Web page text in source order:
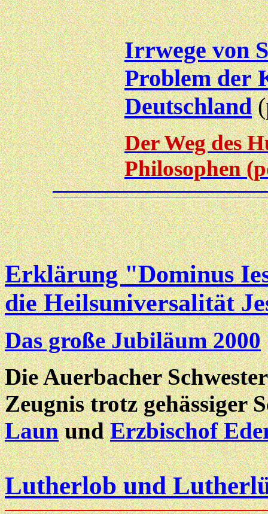
Irrwege von
Problem der
Deutschland
Der Weg des
Philosophen
Erklärung "Dominus
die Heilsuniversalität
Das große Jubiläum 2000
Die Auerbacher
Zeugnis trotz gehässiger
LaunundErzbischof
Lutherlob und